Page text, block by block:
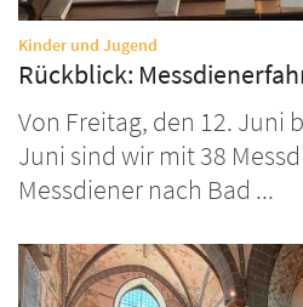
Kinder und Jugend
Rückblick:
Von Freitag, den 12. Juni
Juni sind wir mit 38
Messdiener nach Bad ...